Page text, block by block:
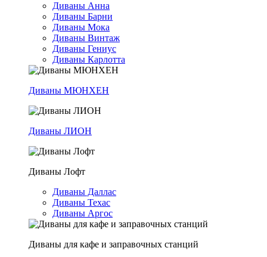
Диваны Анна
Диваны Барни
Диваны Мока
Диваны Винтаж
Диваны Гениус
Диваны Карлотта
Диваны МЮНХЕН
Диваны ЛИОН
Диваны Лофт
Диваны Даллас
Диваны Техас
Диваны Аргос
Диваны для кафе и заправочных станций